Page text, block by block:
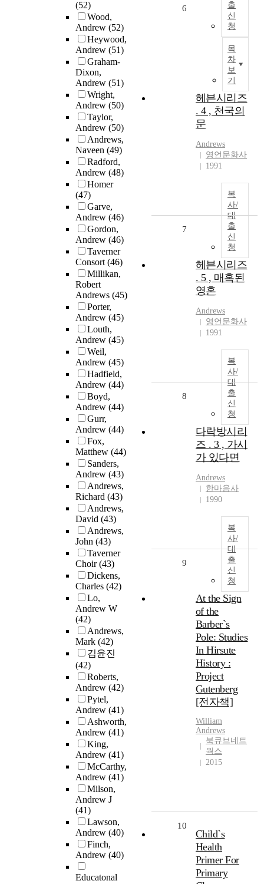
(52)
Wood,
Andrew (52)
Heywood,
Andrew (51)
Graham-
Dixon,
Andrew (51)
Wright,
Andrew (50)
Taylor,
Andrew (50)
Andrews,
Naveen (49)
Radford,
Andrew (48)
Homer
(47)
Garve,
Andrew (46)
Gordon,
Andrew (46)
Taverner
Consort(46)
Millikan,
Robert
Andrews (45)
Porter,
Andrew (45)
Louth,
Andrew (45)
Weil,
Andrew (45)
Hadfield,
Andrew (44)
Boyd,
Andrew (44)
Gurr,
Andrew (44)
Fox,
Matthew (44)
Sanders,
Andrew (43)
Andrews,
Richard (43)
Andrews,
David (43)
Andrews,
John (43)
Taverner
Choir(43)
Dickens,
Charles (42)
Lo,
Andrew W
(42)
Andrews,
Mark (42)
김윤진
(42)
Roberts,
Andrew (42)
Pytel,
Andrew (41)
Ashworth,
Andrew (41)
King,
Andrew (41)
McCarthy,
Andrew (41)
Milson,
Andrew J
(41)
Lawson,
Andrew (40)
Finch,
Andrew (40)
Educatonal
출
신
청
목
차
보
기
6
헤븐시리즈
. 4 , 천국의
문
Andrews
영언문화사
1991
복
사/
대
출
신
청
7
헤븐시리즈
. 5 , 매혹된
영혼
Andrews
영언문화사
1991
복
사/
대
출
신
청
8
다락방시리
즈 . 3 , 가시
가 있다면
Andrews
한마음사
1990
복
사/
대
출
신
청
9
At the Sign
of the
Barber`s
Pole: Studies
In Hirsute
History :
Project
Gutenberg
[전자책]
William
Andrews
북큐브네트
웍스
2015
10
Child`s
Health
Primer For
Primary